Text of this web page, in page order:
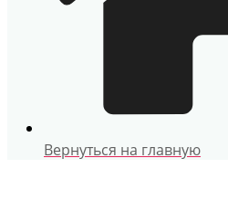
Вернуться на главную